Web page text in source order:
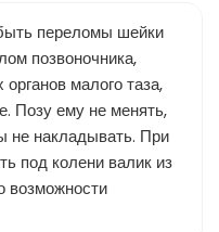
переломы шейки
позвоночника,
малого таза,
Позу ему не менять,
не накладывать. При
под колени валик из
возможности